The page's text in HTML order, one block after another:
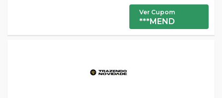
Ver Cupom
***MEND